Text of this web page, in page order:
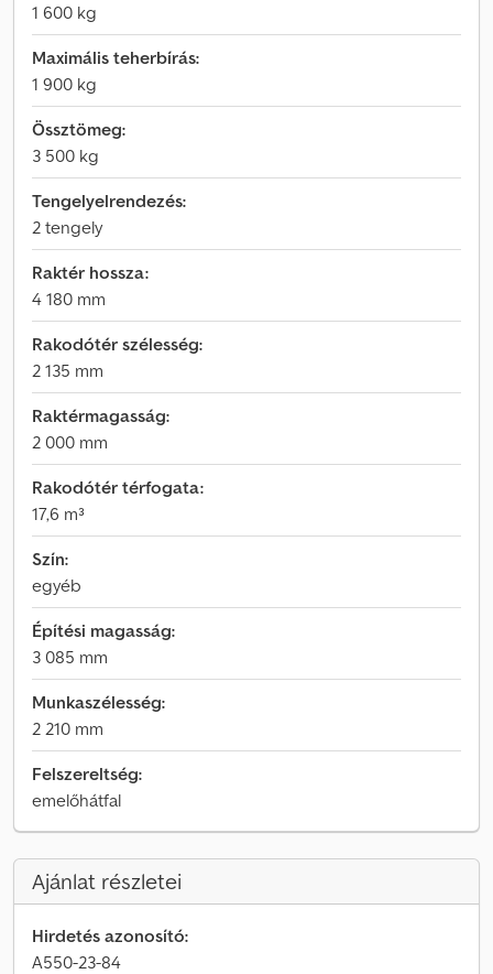
1 600 kg
Maximális teherbírás:
1 900 kg
Össztömeg:
3 500 kg
Tengelyelrendezés:
2 tengely
Raktér hossza:
4 180 mm
Rakodótér szélesség:
2 135 mm
Raktérmagasság:
2 000 mm
Rakodótér térfogata:
17,6 m³
Szín:
egyéb
Építési magasság:
3 085 mm
Munkaszélesség:
2 210 mm
Felszereltség:
emelőhátfal
Ajánlat részletei
Hirdetés azonosító:
A550-23-84